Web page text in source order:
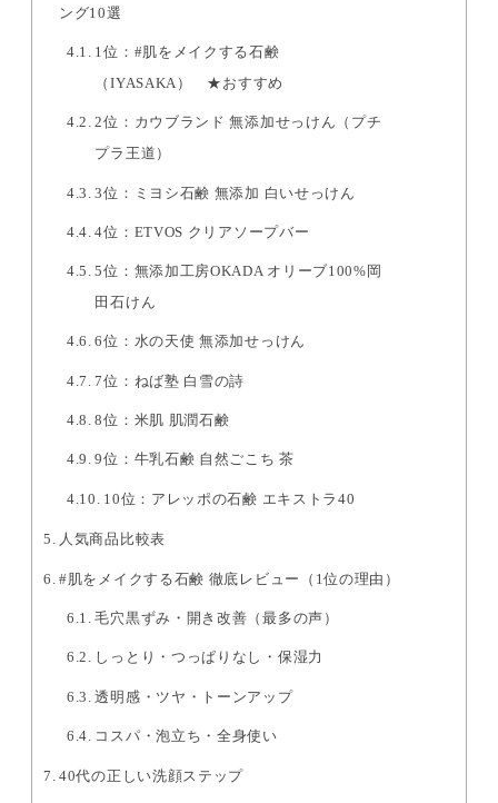
ング10選
1位：#肌をメイクする石鹸
（IYASAKA） ★おすすめ
2位：カウブランド 無添加せっけん（プチ
プラ王道）
3位：ミヨシ石鹸 無添加 白いせっけん
4位：ETVOS クリアソープバー
5位：無添加工房OKADA オリーブ100%岡
田石けん
6位：水の天使 無添加せっけん
7位：ねば塾 白雪の詩
8位：米肌 肌潤石鹸
9位：牛乳石鹸 自然ごこち 茶
10位：アレッポの石鹸 エキストラ40
人気商品比較表
#肌をメイクする石鹸 徹底レビュー（1位の理由）
毛穴黒ずみ・開き改善（最多の声）
しっとり・つっぱりなし・保湿力
透明感・ツヤ・トーンアップ
コスパ・泡立ち・全身使い
40代の正しい洗顔ステップ